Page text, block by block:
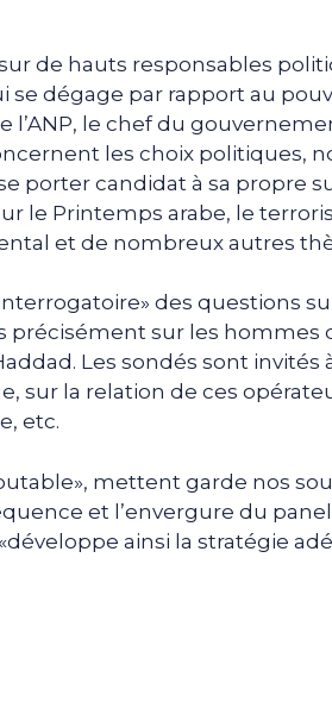
de hauts responsables
dégage par rapport au
le chef du
les choix politiques,
porter candidat à sa propre
le Printemps arabe, le
et de nombreux autres
des questions
sur les hommes
Les sondés sont invités
sur la relation de ces
etc.
mettent garde nos
et l’envergure du
ainsi la stratégie